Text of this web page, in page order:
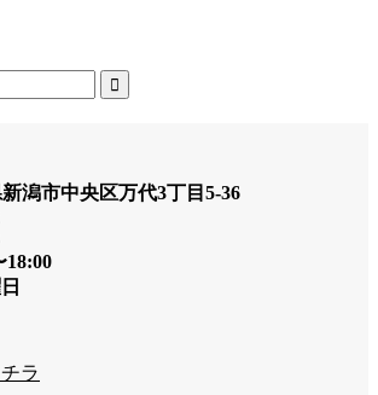
潟市中央区万代3丁目5-36
18:00
ラ